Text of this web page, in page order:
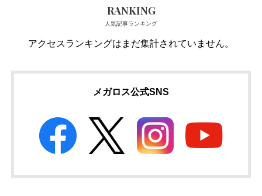
RANKING
人気記事ランキング
アクセスランキングはまだ集計されていません。
メガロス公式SNS